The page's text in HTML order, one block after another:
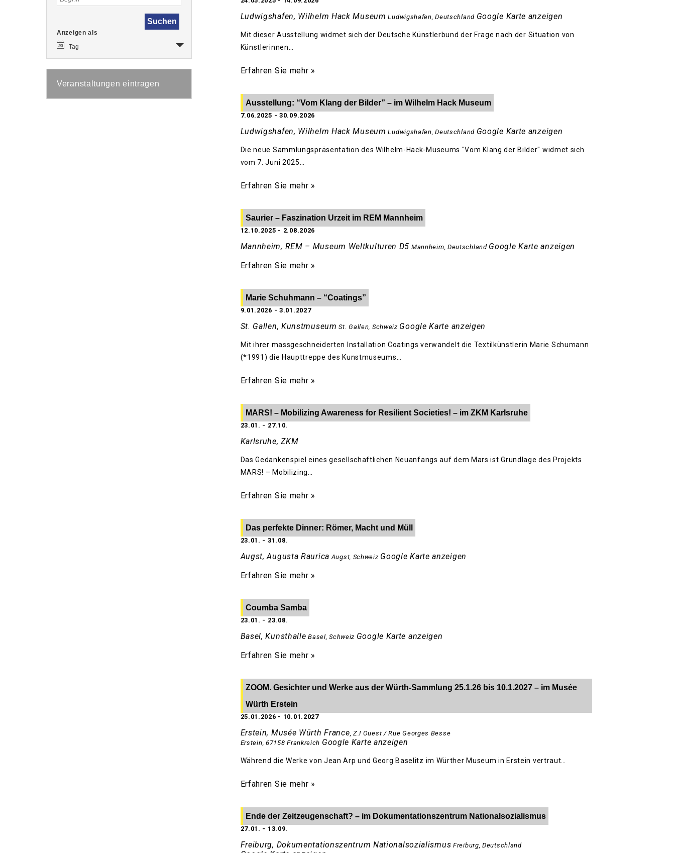
Veranstaltung
Navigation
Anzeigen als
Tag
Veranstaltungen eintragen
Ludwigshafen, Wilhelm Hack Museum Ludwigshafen Deutschland Google Karte anzeigen
Mit dieser Ausstellung widmet sich der Deutsche Künstlerbund der Frage nach der Situation von
Künstlerinnen…
Erfahren Sie mehr »
Ausstellung: “Vom Klang der Bilder” – im Wilhelm Hack Museum
7.06.2025 -30.09.2026
Ludwigshafen, Wilhelm Hack Museum Ludwigshafen Deutschland Google Karte anzeigen
Die neue Sammlungspräsentation des Wilhelm-Hack-Museums "Vom Klang der Bilder" widmet sich
vom 7. Juni 2025…
Erfahren Sie mehr »
Saurier – Faszination Urzeit im REM Mannheim
12.10.2025 - 2.08.2026
Mannheim, REM – Museum Weltkulturen D5 Mannheim Deutschland Google Karte anzeigen
Erfahren Sie mehr »
Marie Schuhmann – “Coatings”
9.01.2026 -3.01.2027
St. Gallen, Kunstmuseum St. Gallen Schweiz Google Karte anzeigen
Mit ihrer massgeschneiderten Installation Coatings verwandelt die Textilkünstlerin Marie Schumann
(*1991) die Haupttreppe des Kunstmuseums…
Erfahren Sie mehr »
MARS! – Mobilizing Awareness for Resilient Societies! – im ZKM Karlsruhe
23.01. - 27.10.
Karlsruhe, ZKM
Das Gedankenspiel eines gesellschaftlichen Neuanfangs auf dem Mars ist Grundlage des Projekts
MARS! – Mobilizing…
Erfahren Sie mehr »
Das perfekte Dinner: Römer, Macht und Müll
23.01. - 31.08.
Augst, Augusta Raurica Augst, Schweiz Google Karte anzeigen
Erfahren Sie mehr »
Coumba Samba
23.01. - 23.08.
Basel, Kunsthalle Basel Schweiz Google Karte anzeigen
Erfahren Sie mehr »
ZOOM. Gesichter und Werke aus der Würth-Sammlung 25.1.26 bis 10.1.2027 – im Musée
Würth Erstein
25.01.2026 - 10.01.2027
Erstein, Musée Würth France Z.I Ouest / Rue Georges Besse
Erstein 67158 Frankreich Google Karte anzeigen
Während die Werke von Jean Arp und Georg Baselitz im Würther Museum in Erstein vertraut…
Erfahren Sie mehr »
Ende der Zeitzeugenschaft? – im Dokumentationszentrum Nationalsozialismus
27.01. - 13.09.
Freiburg, Dokumentationszentrum Nationalsozialismus Freiburg Deutschland